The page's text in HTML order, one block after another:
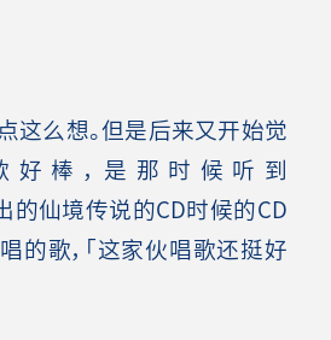
这么想。但是后来又开始觉
好棒，是那时候听到
的仙境传说的CD时候的CD
的歌，「这家伙唱歌还挺好